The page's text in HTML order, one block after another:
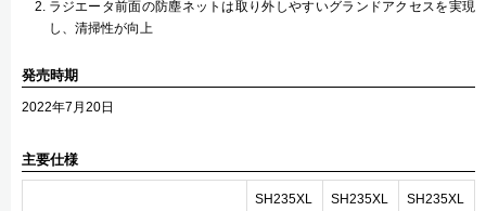
ラジエータ前面の防塵ネットは取り外しやすいグランドアクセスを実現
し、清掃性が向上
発売時期
2022年7月20日
主要仕様
SH235XL
SH235XL
SH235XL